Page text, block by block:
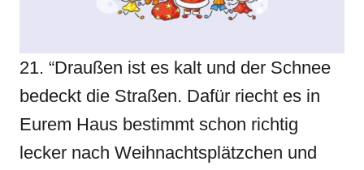
21. “Draußen ist es kalt und der Schnee
bedeckt die Straßen. Dafür riecht es in
Eurem Haus bestimmt schon richtig
lecker nach Weihnachtsplätzchen und